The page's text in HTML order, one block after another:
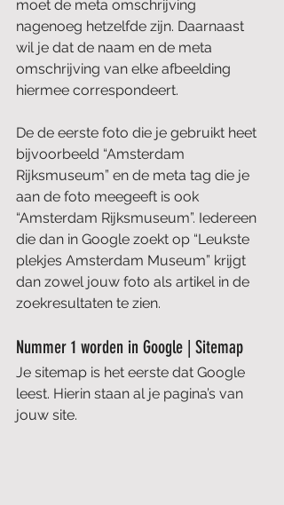
moet de meta omschrijving
nagenoeg hetzelfde zijn. Daarnaast
wil je dat de naam en de meta
omschrijving van elke afbeelding
hiermee correspondeert.
De de eerste foto die je gebruikt heet
bijvoorbeeld “Amsterdam
Rijksmuseum” en de meta tag die je
aan de foto meegeeft is ook
“Amsterdam Rijksmuseum”. Iedereen
die dan in Google zoekt op “Leukste
plekjes Amsterdam Museum” krijgt
dan zowel jouw foto als artikel in de
zoekresultaten te zien.
Nummer 1 worden in Google | Sitemap
Je sitemap is het eerste dat Google
leest. Hierin staan al je pagina’s van
jouw site.